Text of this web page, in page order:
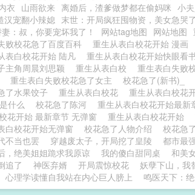
衣 山雨欲来 离婚后，渣爹做梦都在偷妈咪 小
汉宠翻小辣媳 末世：开局疯狂囤物资，美女急哭了
：叔，你要宠坏我了！ 网站tag地图 网站地图
败校花急了百度百科 重生从表白校花开始 漫画
表白校花开始 陆凡 重生从表白校花开始快眼看
主角周晨刘思颖 重生从表白校 重生表白失败
重生表白失败校花急了女主 校花急了(新书)_
了水果饺子 重生从表白校花 重生从表白校花
什么 校花急了陈河 重生从表白校花开始最新
花开始 最新章节 无弹窗 重生从表白校花开始
白校花开始无弹窗 校花急了人物介绍 校花急
不当也罢 穿越废太子，开局挖了皇陵 都市最
，绝美姐姐跪求我原谅 我的傻白甜同桌
和美
追了 神医弃婿 开局震惊校花 妖孽下山，我
心理学读懂自我站在内心巨人膀上 鸣医天下：